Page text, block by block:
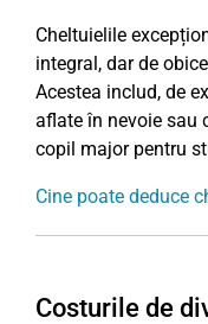
Cheltuielile
integral, dar de
Acestea includ, de
aflate în nevoie sau
copil major pentru
Cine poate deduce
Costurile de